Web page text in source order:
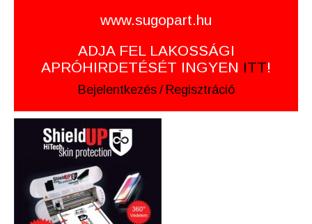
www.sugopart.hu
ADJA FEL LAKOSSÁGI
APRÓHIRDETÉSÉT INGYEN ITT!
Bejelentkezés / Regisztráció